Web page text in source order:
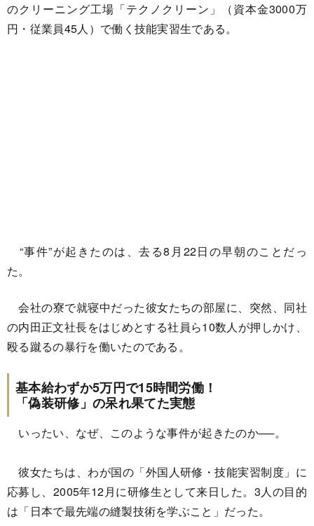
のクリーニング工場「テクノクリーン」（資本金3000万
円・従業員45人）で働く技能実習生である。
“事件”が起きたのは、去る8月22日の早朝のことだっ
た。
会社の寮で就寝中だった彼女たちの部屋に、突然、同社
の内田正文社長をはじめとする社員ら10数人が押しかけ、
殴る蹴るの暴行を働いたのである。
基本給わずか5万円で15時間労働！
「偽装研修」の呆れ果てた実態
いったい、なぜ、このような事件が起きたのか──。
彼女たちは、わが国の「外国人研修・技能実習制度」に
応募し、2005年12月に研修生として来日した。3人の目的
は「日本で最先端の縫製技術を学ぶこと」だった。